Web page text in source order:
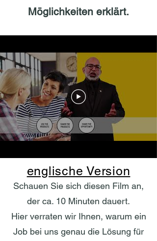
Möglichkeiten erklärt.
englische Version
Schauen Sie sich diesen Film an,
der ca. 10 Minuten dauert.
Hier verraten wir Ihnen, warum ein
Job bei uns genau die Lösung für